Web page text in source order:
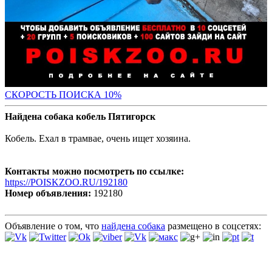
СКОРОСТЬ ПОИСКА 10%
Найдена собака кобель Пятигорск
Кобель. Ехал в трамвае, очень ищет хозяина.
Контакты можно посмотреть по ссылке:
https://POISKZOO.RU/192180
Номер объявления: 192180
Объявление о том, что найдена собака размещено в соцсетях: